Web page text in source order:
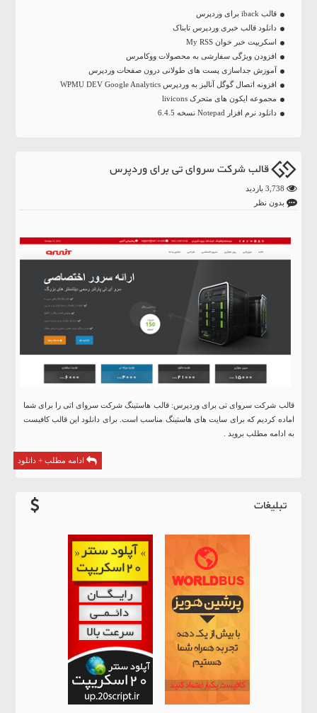
قالب iback برای وردپرس
دانلود قالب خبری وردپرس تابناک
اسکریپت خبر خوان My RSS
افزودن ویژگی‌ سفارشی به محصولات ووکامرس
آموزش جداسازی پست های طولانی درون صفحات وردپرس
افزونه اتصال گوگل آنالیز به وردپرس WPMU DEV Google Analytics
مجموعه ایکون های متحرک livicons
دانلود نرم افزار Notepad نسخه 6.4.5
قالب شرکت سروای تی برای وردپرس
بدون نظر
قالب شرکت سروای تی برای وردپرس: قالب هاستینگ شرکت سروای اتی را برای شما
اماده کردیم که برای سایت های هاستینگ مناسب است. برای دانلود این قالب کافیست
به ادامه مطلب بروید .
ادامه مطلب + دانلود
تبلیغات